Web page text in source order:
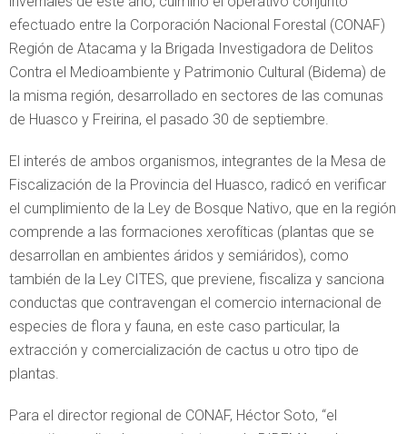
efectuado entre la Corporación Nacional Forestal (CONAF)
Región de Atacama y la Brigada Investigadora de Delitos
Contra el Medioambiente y Patrimonio Cultural (Bidema) de
la misma región, desarrollado en sectores de las comunas
de Huasco y Freirina, el pasado 30 de septiembre.
El interés de ambos organismos, integrantes de la Mesa de
Fiscalización de la Provincia del Huasco, radicó en verificar
el cumplimiento de la Ley de Bosque Nativo, que en la región
comprende a las formaciones xerofíticas (plantas que se
desarrollan en ambientes áridos y semiáridos), como
también de la Ley CITES, que previene, fiscaliza y sanciona
conductas que contravengan el comercio internacional de
especies de flora y fauna, en este caso particular, la
extracción y comercialización de cactus u otro tipo de
plantas.
Para el director regional de CONAF, Héctor Soto, “el